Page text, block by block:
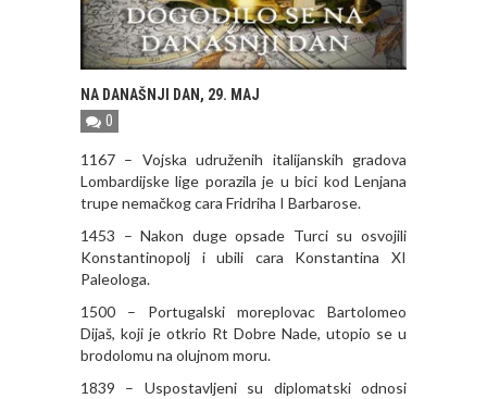
NA DANAŠNJI DAN, 29. MAJ
0
1167 – Vojska udruženih italijanskih gradova
Lombardijske lige porazila je u bici kod Lenjana
trupe nemačkog cara Fridriha I Barbarose.
1453 – Nakon duge opsade Turci su osvojili
Konstantinopolj i ubili cara Konstantina XI
Paleologa.
1500 – Portugalski moreplovac Bartolomeo
Dijaš, koji je otkrio Rt Dobre Nade, utopio se u
brodolomu na olujnom moru.
1839 – Uspostavljeni su diplomatski odnosi